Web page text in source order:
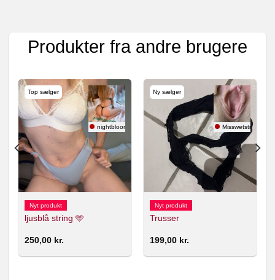
Produkter fra andre brugere
Top sælger
nightbloom 🇸🇪
Nyt produkt
ljusblå string 🩵
250,00 kr.
Ny sælger
Misswetstring
Nyt produkt
Trusser
199,00 kr.